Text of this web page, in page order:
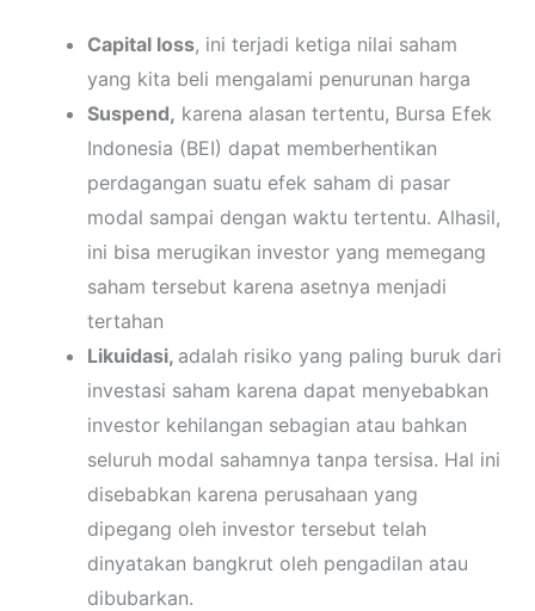
Capital loss, ini terjadi ketiga nilai saham
yang kita beli mengalami penurunan harga
Suspend, karena alasan tertentu, Bursa Efek
Indonesia (BEI) dapat memberhentikan
perdagangan suatu efek saham di pasar
modal sampai dengan waktu tertentu. Alhasil,
ini bisa merugikan investor yang memegang
saham tersebut karena asetnya menjadi
tertahan
Likuidasi, adalah risiko yang paling buruk dari
investasi saham karena dapat menyebabkan
investor kehilangan sebagian atau bahkan
seluruh modal sahamnya tanpa tersisa. Hal ini
disebabkan karena perusahaan yang
dipegang oleh investor tersebut telah
dinyatakan bangkrut oleh pengadilan atau
dibubarkan.